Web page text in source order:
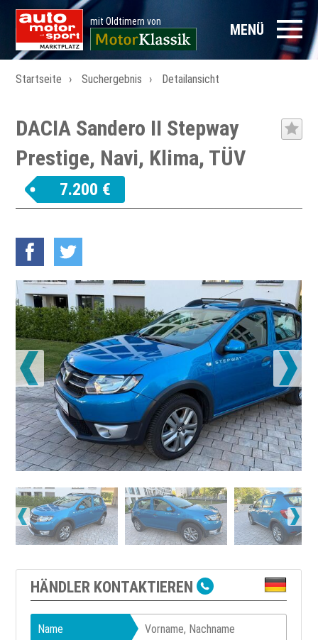
mit Oldtimern von MENÜ
Startseite Suchergebnis Detailansicht
DACIA Sandero II Stepway
Prestige, Navi, Klima, TÜV
7.200 €
HÄNDLER KONTAKTIEREN
Name